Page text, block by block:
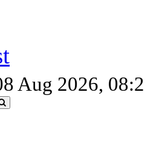
Aug 2026,